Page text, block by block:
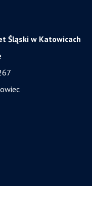
Śląski w Katowicach